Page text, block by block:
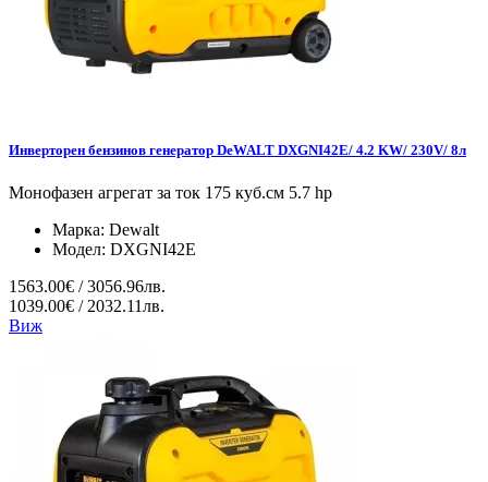
Инверторен бензинов генератор DeWALT DXGNI42E/ 4.2 KW/ 230V/ 8л
Монофазен агрегат за ток 175 куб.см 5.7 hp
Марка: Dewalt
Модел: DXGNI42E
1563.00€ / 3056.96лв.
1039.00€ / 2032.11лв.
Виж